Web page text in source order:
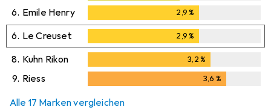
6. Emile Henry 2,9%
6. Le Creuset 2,9%
8. Kuhn Rikon 3,2%
9. Riess 3,6 %
Alle 17 Marken vergleichen